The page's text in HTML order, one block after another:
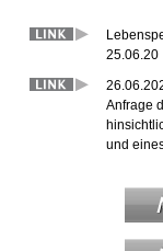
25.06.20
Anfrage
und